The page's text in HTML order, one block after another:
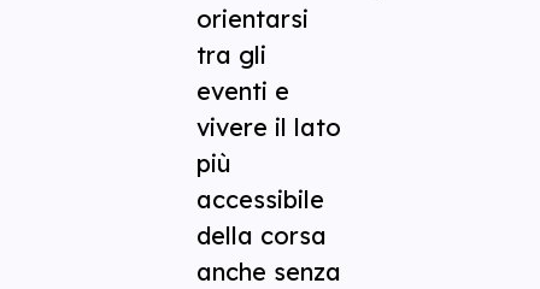
orientarsi
tra gli
eventi e
vivere il lato
più
accessibile
della corsa
anche senza